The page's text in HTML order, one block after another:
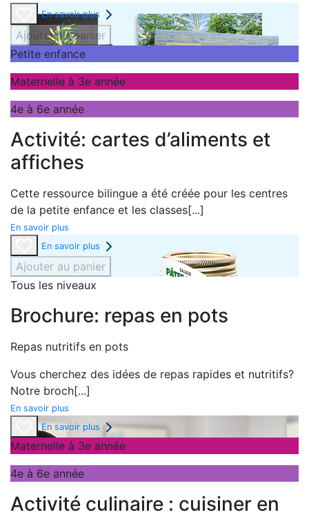
En savoir plus
Ajouter au panier
Petite enfance
Maternelle à 3e année
4e à 6e année
Activité: cartes d’aliments et
affiches
Cette ressource bilingue a été créée pour les centres
de la petite enfance et les classes[...]
En savoir plus
En savoir plus
Ajouter au panier
Tous les niveaux
Brochure: repas en pots
Repas nutritifs en pots
Vous cherchez des idées de repas rapides et nutritifs?
Notre broch[...]
En savoir plus
En savoir plus
Maternelle à 3e année
4e à 6e année
Activité culinaire : cuisiner en